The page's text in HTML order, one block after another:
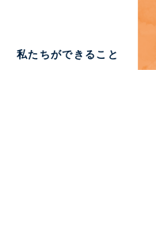
私たちができること